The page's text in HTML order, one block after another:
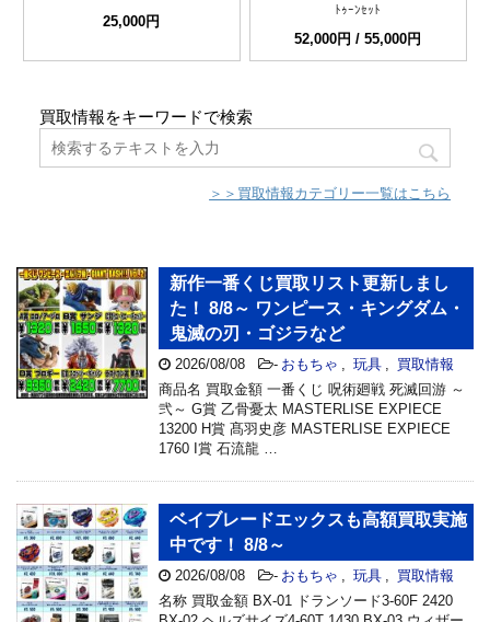
25,000円
ﾄｩｰﾝｾｯﾄ
52,000円 / 55,000円
買取情報をキーワードで検索
＞＞買取情報カテゴリー一覧はこちら
新作一番くじ買取リスト更新しまし
た！ 8/8～ ワンピース・キングダム・
鬼滅の刃・ゴジラなど
2026/08/08 - おもちゃ , 玩具 , 買取情報
商品名 買取金額 一番くじ 呪術廻戦 死滅回游 ～
弐～ G賞 乙骨憂太 MASTERLISE EXPIECE
13200 H賞 髙羽史彦 MASTERLISE EXPIECE
1760 I賞 石流龍 …
ベイブレードエックスも高額買取実施
中です！ 8/8～
2026/08/08 - おもちゃ , 玩具 , 買取情報
名称 買取金額 BX-01 ドランソード3-60F 2420